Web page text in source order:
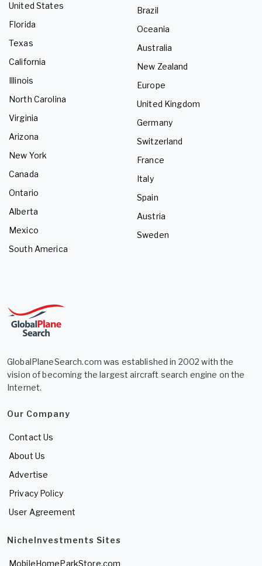
United States
Florida
Texas
California
Illinois
North Carolina
Virginia
Arizona
New York
Canada
Ontario
Alberta
Mexico
South America
Brazil
Oceania
Australia
New Zealand
Europe
United Kingdom
Germany
Switzerland
France
Italy
Spain
Austria
Sweden
GlobalPlaneSearch.com was established in 2002 with the
vision of becoming the largest aircraft search engine on the
Internet.
Our Company
Contact Us
About Us
Advertise
Privacy Policy
User Agreement
NicheInvestments Sites
MobileHomeParkStore.com